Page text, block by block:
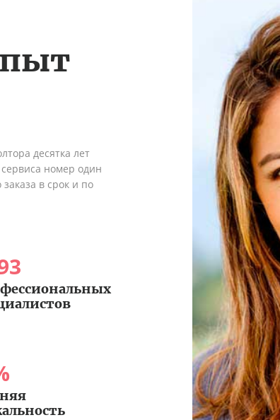
десятка лет
номер один
в срок и по